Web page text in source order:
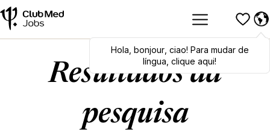
Hola,bonjour,ciao! To switch
languages, click here!
Hola bonjour, ciao! Para mudar de
língua, clique aqui!
Resultados da
pesquisa